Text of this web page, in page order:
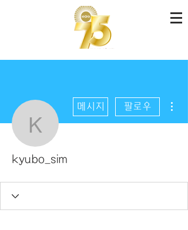
kyubo_sim
메시지 팔로우
kyubo_sim